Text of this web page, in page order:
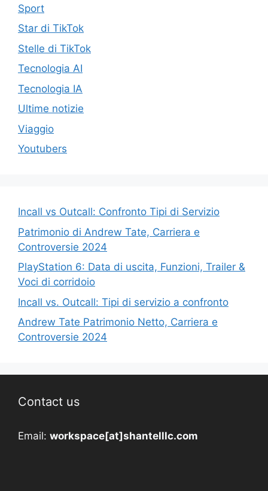
Sport
Star di TikTok
Stelle di TikTok
Tecnologia AI
Tecnologia IA
Ultime notizie
Viaggio
Youtubers
Incall vs Outcall: Confronto Tipi di Servizio
Patrimonio di Andrew Tate, Carriera e
Controversie 2024
PlayStation 6: Data di uscita, Funzioni, Trailer &
Voci di corridoio
Incall vs. Outcall: Tipi di servizio a confronto
Andrew Tate Patrimonio Netto, Carriera e
Controversie 2024
Contact us
Email: workspace[at]shantelllc.com